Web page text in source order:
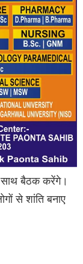
साथ बैठक करेंगे।
से शांति बनाए